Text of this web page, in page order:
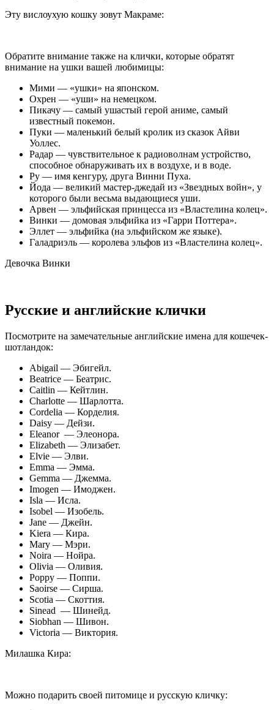
Эту вислоухую кошку зовут Макраме:
Обратите внимание также на клички, которые обратят
внимание на ушки вашей любимицы:
Мими — «ушки» на японском.
Охрен — «уши» на немецком.
Пикачу — самый ушастый герой аниме, самый
известный покемон.
Пуки — маленький белый кролик из сказок Айви
Уоллес.
Радар — чувствительное к радиоволнам устройство,
способное обнаруживать их в воздухе, и в воде.
Ру — имя кенгуру, друга Винни Пуха.
Йода — великий мастер-джедай из «Звездных войн», у
которого были весьма выдающиеся уши.
Арвен — эльфийская принцесса из «Властелина колец».
Винки — домовая эльфийка из «Гарри Поттера».
Эллет — эльфийка (на эльфийском же языке).
Галадриэль — королева эльфов из «Властелина колец».
Девочка Винки
Русские и английские клички
Посмотрите на замечательные английские имена для кошечек-
шотландок:
Abigail — Эбигейл.
Beatrice — Беатрис.
Caitlin — Кейтлин.
Charlotte — Шарлотта.
Cordelia — Корделия.
Daisy — Дейзи.
Eleanor — Элеонора.
Elizabeth — Элизабет.
Elvie — Элви.
Emma — Эмма.
Gemma — Джемма.
Imogen — Имоджен.
Isla — Исла.
Isobel — Изобель.
Jane — Джейн.
Kiera — Кира.
Mary — Мэри.
Noira — Нойра.
Olivia — Оливия.
Poppy — Поппи.
Saoirse — Сирша.
Scotia — Скоттия.
Sinead — Шинейд.
Siobhan — Шивон.
Victoria — Виктория.
Милашка Кира:
Можно подарить своей питомице и русскую кличку: